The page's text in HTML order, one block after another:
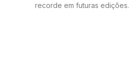
recorde em futuras edições.